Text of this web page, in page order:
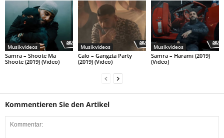
Musikvideos
Samra – Shoote Ma
Shoote (2019) (Video)
Musikvideos
Calo – Gangzta Party
(2019) (Video)
Musikvideos
Samra – Harami (2019)
(Video)
Kommentieren Sie den Artikel